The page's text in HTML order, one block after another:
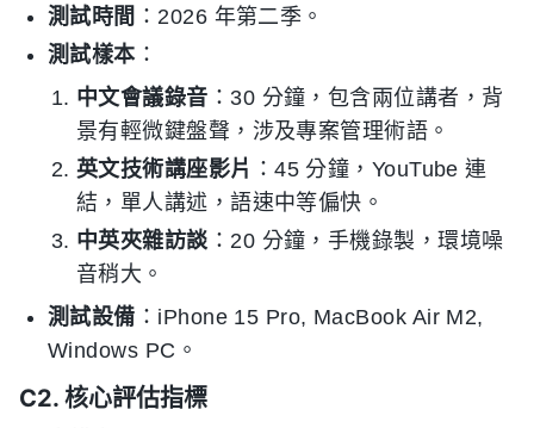
測試時間 ：2026 年第二季。
測試樣本 ：
中文會議錄音 ：30 分鐘，包含兩位講者，背
景有輕微鍵盤聲，涉及專案管理術語。
英文技術講座影片 ：45 分鐘，YouTube 連
結，單人講述，語速中等偏快。
中英夾雜訪談：20 分鐘，手機錄製，環境噪
音稍大。
測試設備 ：iPhone 15 Pro, MacBook Air M2,
Windows PC。
C2. 核心評估指標